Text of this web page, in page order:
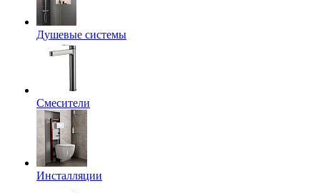
Душевые системы
Смесители
Инсталляции